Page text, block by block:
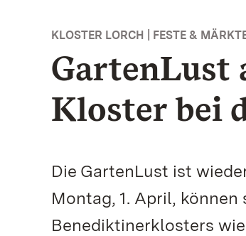
KLOSTER LORCH | FESTE &
GartenLust
Kloster bei
Die GartenLust ist
Montag, 1. April,
Benediktinerklosters